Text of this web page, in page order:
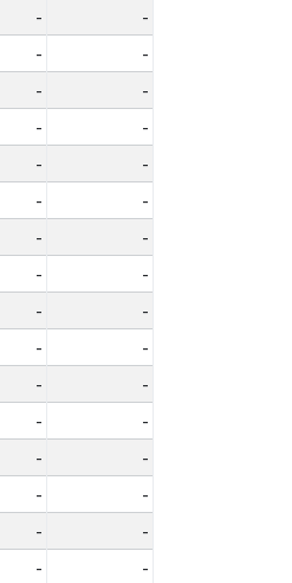
-
-
-
-
-
-
-
-
-
-
-
-
-
-
-
-
-
-
-
-
-
-
-
-
-
-
-
-
-
-
-
-